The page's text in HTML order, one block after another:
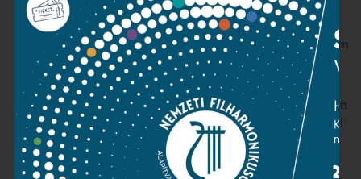
Amit kínálunk:
– Teljes munkaidős foglalkoztatás, versenyképes jövedelem
– Színes, támogató és barátságos csapat
– Modern munkakörnyezet a MÜPA épületében
Jelentkezés részletes szakmai önéletrajzzal
Megyesi Robin
kottatár vezetőnél a megyesi.r@filharmonikusok.hu e-mail
címen 2026. június 30-ig.